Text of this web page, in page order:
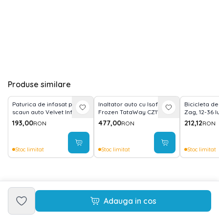
Adauga in cos
Produse similare
Paturica de infasat pentru
scaun auto Velvet Infantilo
IF19109
193,00RON
Stoc limitat
Inaltator auto cu Isofix
Frozen TataWay CZ11193
477,00RON
Stoc limitat
Bicicleta
Zag, 12-36
reglabil 2
muzica,
212,12RON
Stoc limitat